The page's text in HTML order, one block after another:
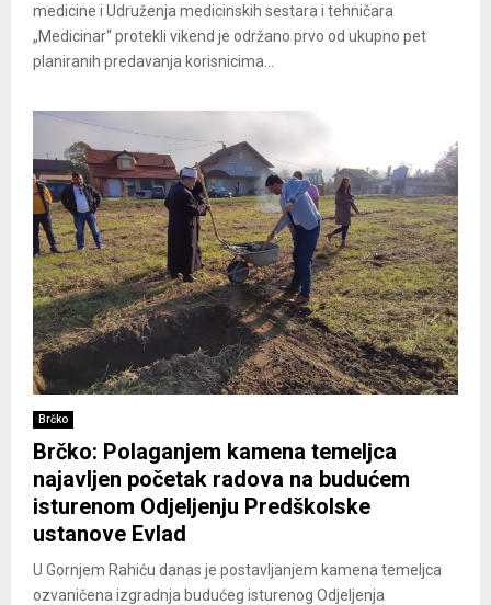
medicine i Udruženja medicinskih sestara i tehničara
„Medicinar“ protekli vikend je održano prvo od ukupno pet
planiranih predavanja korisnicima...
Brčko
Brčko: Polaganjem kamena temeljca
najavljen početak radova na budućem
isturenom Odjeljenju Predškolske
ustanove Evlad
U Gornjem Rahiću danas je postavljanjem kamena temeljca
ozvaničena izgradnja budućeg isturenog Odjeljenja